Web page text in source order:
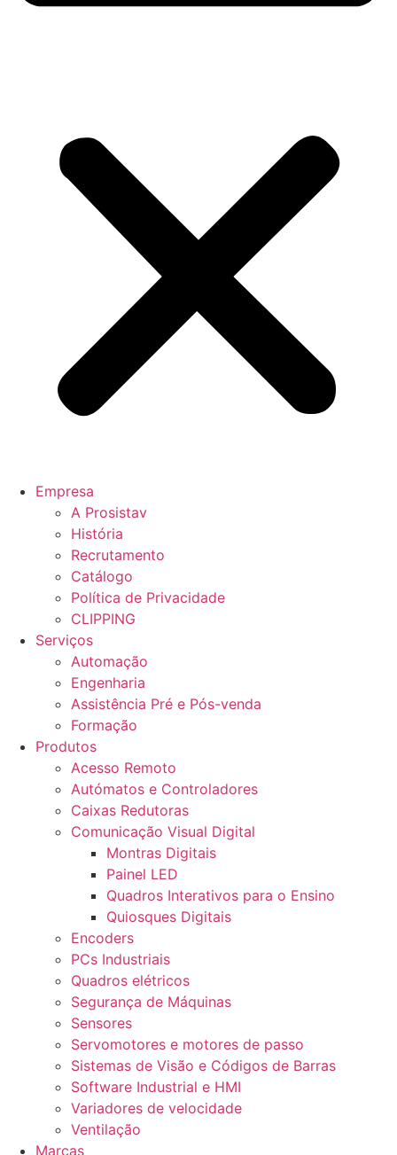
Empresa
A Prosistav
História
Recrutamento
Catálogo
Política de Privacidade
CLIPPING
Serviços
Automação
Engenharia
Assistência Pré e Pós-venda
Formação
Produtos
Acesso Remoto
Autómatos e Controladores
Caixas Redutoras
Comunicação Visual Digital
Montras Digitais
Painel LED
Quadros Interativos para o Ensino
Quiosques Digitais
Encoders
PCs Industriais
Quadros elétricos
Segurança de Máquinas
Sensores
Servomotores e motores de passo
Sistemas de Visão e Códigos de Barras
Software Industrial e HMI
Variadores de velocidade
Ventilação
Marcas